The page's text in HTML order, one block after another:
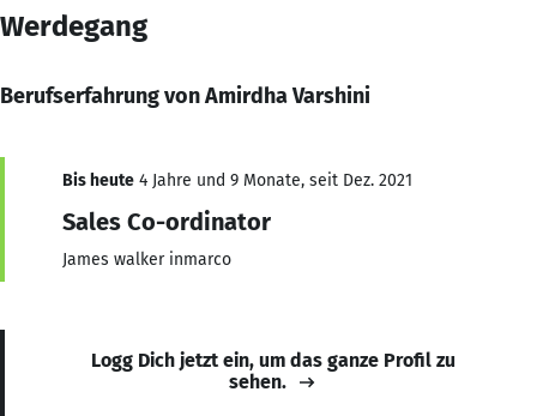
Werdegang
Berufserfahrung von Amirdha Varshini
Bis heute 4 Jahre und 9 Monate, seit Dez. 2021
Sales Co-ordinator
James walker inmarco
Logg Dich jetzt ein, um das ganze Profil zu
sehen.